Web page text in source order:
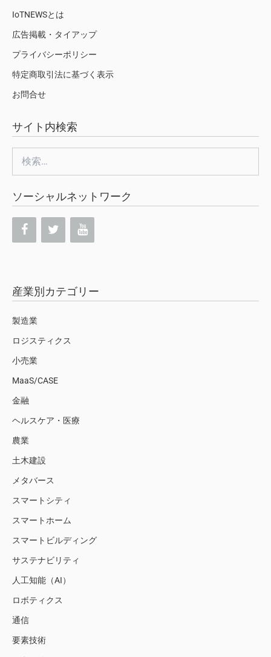
IoTNEWSとは
広告掲載・タイアップ
プライバシーポリシー
特定商取引法に基づく表示
お問合せ
サイト内検索
索:
ソーシャルネットワーク
産業別カテゴリー
製造業
ロジスティクス
小売業
MaaS/CASE
金融
ヘルスケア・医療
農業
土木建設
メタバース
スマートシティ
スマートホーム
スマートビルディング
サステナビリティ
人工知能（AI）
ロボティクス
通信
要素技術